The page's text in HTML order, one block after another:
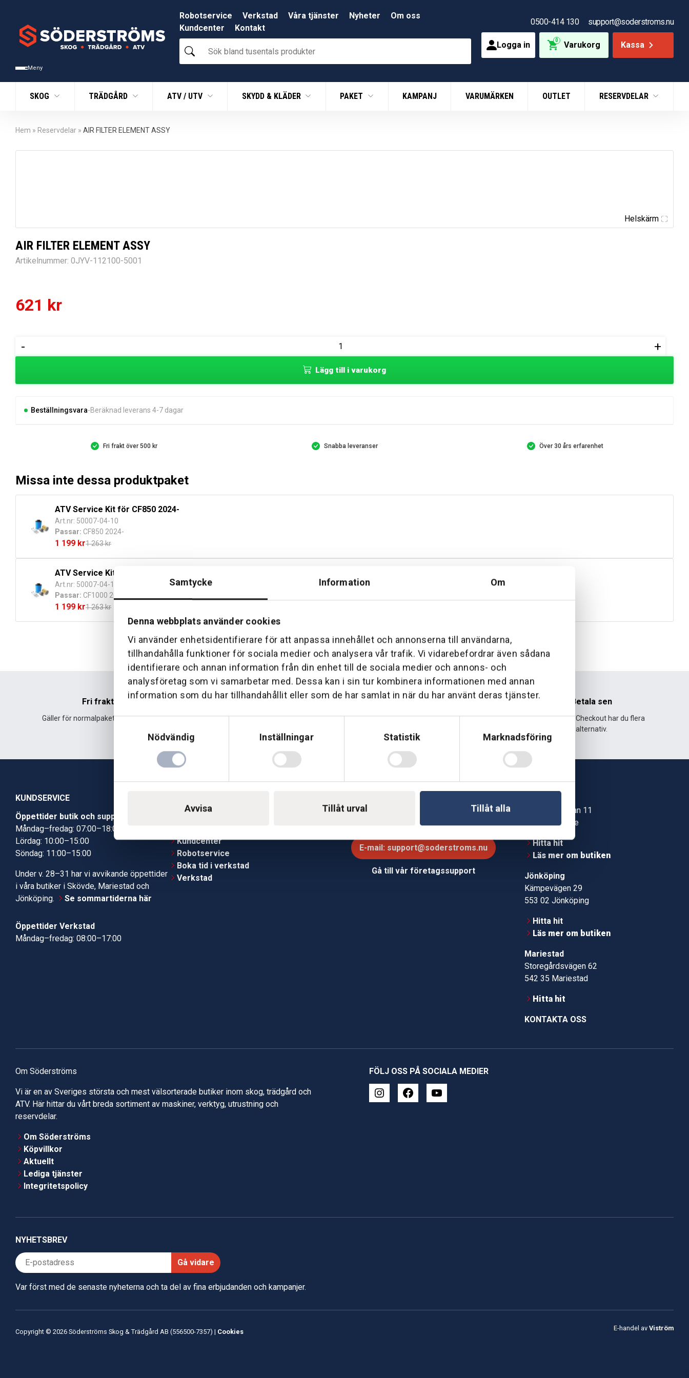
Samtycke Information Om
Denna webbplats använder cookies
Vi använder enhetsidentifierare för att anpassa innehållet och annonserna till användarna,
tillhandahålla funktioner för sociala medier och analysera vår trafik. Vi vidarebefordrar även sådana
identifierare och annan information från din enhet till de sociala medier och annons- och
analysföretag som vi samarbetar med. Dessa kan i sin tur kombinera informationen med annan
information som du har tillhandahållit eller som de har samlat in när du har använt deras tjänster.
Samtyckesval
Nödvändig
Inställningar Statistik Marknadsföring
Avvisa Tillåt urval Tillåt alla
Meny
Robotservice Verkstad Våra tjänster Nyheter
Om oss
Kundcenter
Kontakt
Sök
bland
produkter
0500-414 130 support@soderstroms.nu
Logga in 0 Varukorg Kassa
SKOG TRÄDGÅRD ATV / UTV SKYDD & KLÄDER PAKET KAMPANJ VARUMÄRKEN OUTLET RESERVDELAR
Hem » Reservdelar » AIR FILTER ELEMENT ASSY
Helskärm
AIR FILTER ELEMENT ASSY
Artikelnummer: 0JYV-112100-5001
621 kr
-
FILTER
+
Lägg till i varukorg
Beställningsvara Beräknad leverans 4-7 dagar
Fri frakt över 500 kr Snabba leveranser Över 30 års erfarenhet
Missa inte dessa produktpaket
ATV Service Kit för CF850 2024-
Art.nr: 50007-04-10
Passar: CF850 2024-
1 263kr
Det
ursprungliga
priset
var:
1
263 kr.
1 199 kr
Det
nuvarande
priset
är:
1
199 kr.
ATV Service Kit för CF1000 2024-
Art.nr: 50007-04-11
Passar: CF1000 2024-
1 263kr
Det
ursprungliga
1 199 kr
Det
nuvarande
Fri frakt
Gäller för normalpaket över 500 kr.
Hemleverans
Leverans fram till din dörr. Oavsett storlek.
Över 30 års erfarenhet
Företaget startade 1 januari 1995 och har
Betala sen
Med Klarna Checkout har du flera
alternativ.
KUNDSERVICE
Öppettider butik och support
Måndag–fredag: 07:00–18:00
Lördag: 10:00–15:00
Söndag: 11:00–15:00
Under v. 28–31 har vi avvikande öppettider
i våra butiker i Skövde, Mariestad och
Jönköping.
Se sommartiderna här
Öppettider Verkstad
Måndag–fredag: 08:00–17:00
Kundcenter
Robotservice
Boka tid i verkstad
Verkstad
Telefon: 0500-414 130
E-mail: support@soderstroms.nu
Gå till vår företagssupport
Jonstorpsgatan 11
549 37 Skövde
Hitta hit
Läs mer om butiken
Jönköping
Kämpevägen 29
553 02 Jönköping
Hitta hit
Läs mer om butiken
Mariestad
Storegårdsvägen 62
542 35 Mariestad
Hitta hit
KONTAKTA OSS
Om Söderströms
Vi är en av Sveriges största och mest välsorterade butiker inom skog, trädgård och
ATV. Här hittar du vårt breda sortiment av maskiner, verktyg, utrustning och
reservdelar.
Om Söderströms
Köpvillkor
Aktuellt
Lediga tjänster
Integritetspolicy
FÖLJ OSS PÅ SOCIALA MEDIER
NYHETSBREV
Gå vidare
Var först med de senaste nyheterna och ta del av fina erbjudanden och kampanjer.
Copyright © 2026 Söderströms Skog & Trädgård AB (556500-7357) | Cookies E-handel av Viström